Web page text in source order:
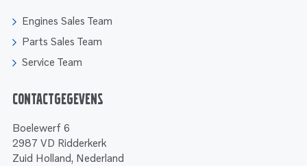
Engines Sales Team
Parts Sales Team
Service Team
Contactgegevens
Boelewerf 6
2987 VD Ridderkerk
Zuid Holland, Nederland